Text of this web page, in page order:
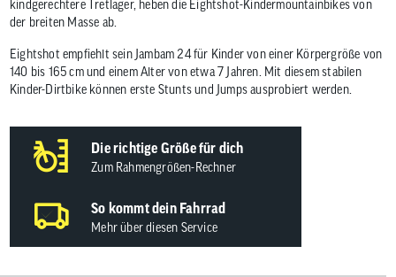
kindgerechtere Tretlager, heben die Eightshot-Kindermountainbikes von
der breiten Masse ab.
Eightshot empfiehlt sein Jambam 24 für Kinder von einer Körpergröße von
140 bis 165 cm und einem Alter von etwa 7 Jahren. Mit diesem stabilen
Kinder-Dirtbike können erste Stunts und Jumps ausprobiert werden.
Die richtige Größe für dich
Zum Rahmengrößen-Rechner
So kommt dein Fahrrad
Mehr über diesen Service